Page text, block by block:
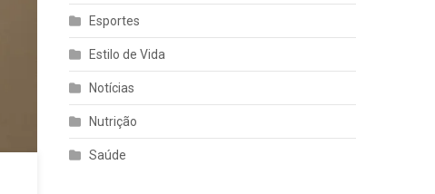
Esportes
Estilo de Vida
Notícias
Nutrição
Saúde